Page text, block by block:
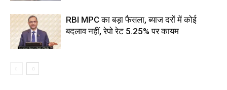
RBI MPC का बड़ा फैसला, ब्याज दरों में कोई
बदलाव नहीं, रेपो रेट 5.25% पर कायम